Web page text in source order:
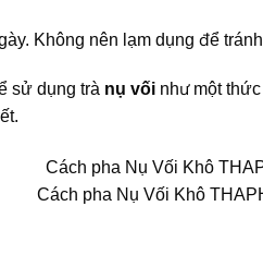
Không nên lạm dụng để
sử dụng trà nụ vối như một
Cách pha Nụ Vối Khô